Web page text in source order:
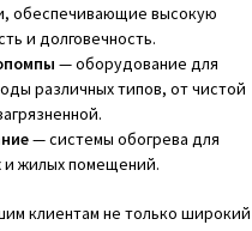
обеспечивающие высокую
и долговечность.
— оборудование для
различных типов, от чистой
— системы обогрева для
и жилых помещений.
клиентам не только широкий